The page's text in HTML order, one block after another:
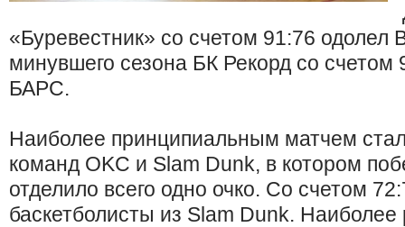
«Буревестник» со счетом 91:76 одолел
минувшего сезона БК Рекорд со счетом
БАРС.
Наиболее принципиальным матчем
команд OKC и Slam Dunk, в котором
отделило всего одно очко. Со счетом
баскетболисты из Slam Dunk. Наиболее